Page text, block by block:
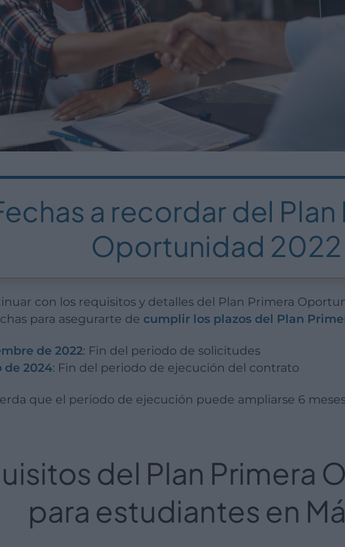
a recordar del Plan
Oportunidad 2022
para asegurarte de cumplir los plazos del Plan
de 2022: Fin del periodo de solicitudes
de 2024: Fin del periodo de ejecución del contrato
que el periodo de ejecución puede ampliarse 6
del Plan Primera
para estudiantes en